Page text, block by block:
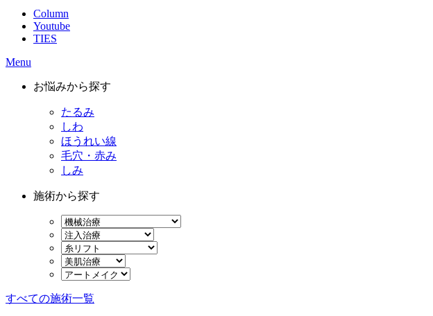
Column
Youtube
TIES
Menu
お悩みから探す
たるみ
しわ
ほうれい線
毛穴・赤み
しみ
施術から探す
すべての施術一覧